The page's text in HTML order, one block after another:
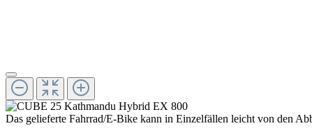
Das gelieferte Fahrrad/E-Bike kann in Einzelfällen leicht von den